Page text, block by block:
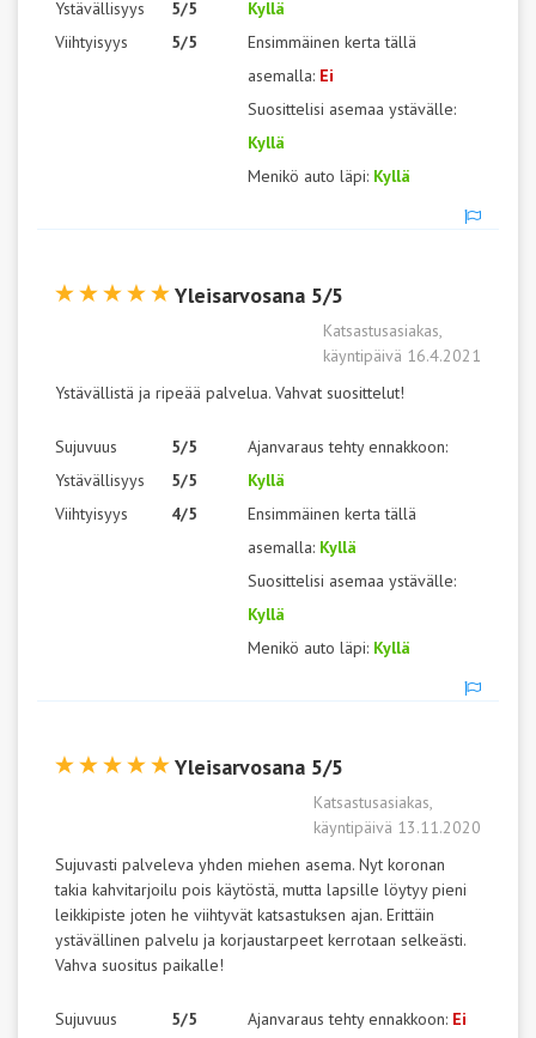
Ystävällisyys
Viihtyisyys
5/5
5/5
Kyllä
Ensimmäinen kerta tällä
asemalla: Ei
Suosittelisi asemaa ystävälle:
Kyllä
Menikö auto läpi: Kyllä
Yleisarvosana 5/5
Katsastusasiakas,
käyntipäivä 16.4.2021
Ystävällistä ja ripeää palvelua. Vahvat suosittelut!
Sujuvuus
Ystävällisyys
Viihtyisyys
5/5
5/5
4/5
Ajanvaraus tehty ennakkoon:
Kyllä
Ensimmäinen kerta tällä
asemalla: Kyllä
Suosittelisi asemaa ystävälle:
Kyllä
Menikö auto läpi: Kyllä
Yleisarvosana 5/5
Katsastusasiakas,
käyntipäivä 13.11.2020
Sujuvasti palveleva yhden miehen asema. Nyt koronan
takia kahvitarjoilu pois käytöstä, mutta lapsille löytyy pieni
leikkipiste joten he viihtyvät katsastuksen ajan. Erittäin
ystävällinen palvelu ja korjaustarpeet kerrotaan selkeästi.
Vahva suositus paikalle!
Sujuvuus
5/5
Ajanvaraus tehty ennakkoon: Ei